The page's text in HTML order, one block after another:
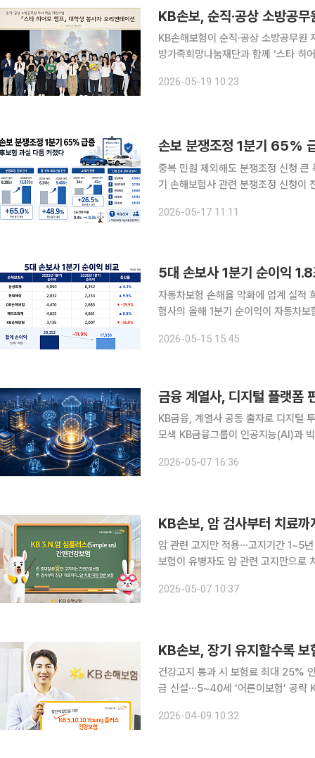
KB손보, 순직·공상 소방공무
KB손해보험이 순직·공상 소방공무원 자녀를
방가족희망나눔재단과 함께 ‘스타 히어로
서 성장할 수 있도록 돕는 사회공헌
2026-05-19 10:23
손보 분쟁조정 1분기 65%
중복 민원 제외해도 분쟁조정 신청 큰 폭
기 손해보험사 관련 분쟁조정 신청이
모습이다. 17일 손해보험협회
2026-05-17 11:11
5대 손보사 1분기 순이익
자동차보험 손해율 악화에 업계 실적 희비
험사의 올해 1분기 순이익이 자동차
2026-05-15 15:45
금융 계열사, 디지털 플랫폼
KB금융, 계열사 공동 출자로 디지털
모색 KB금융그룹이 인공지능(AI)과 빅데이터 등 미래 금융의 핵심 고지를 선점하기 위해 ‘디지털 실
을 위해 계열사들이 전방위적으로 지
2026-05-07 16:36
KB손보, 암 검사부터 치료
암 관련 고지만 적용⋯고지기간 1~5년
보험이 유병자도 암 관련 고지만으로
중대질병 고지 항목 가운데 ‘암’ 관련
2026-05-07 10:37
KB손보, 장기 유지할수록
건강고지 통과 시 보험료 최대 25%
금 신설⋯5~40세 ‘어른이보험’ 공략 KB손해보험이 건강고지 할인과 계약 유지에 따른 추가 할인
2026-04-09 10:32